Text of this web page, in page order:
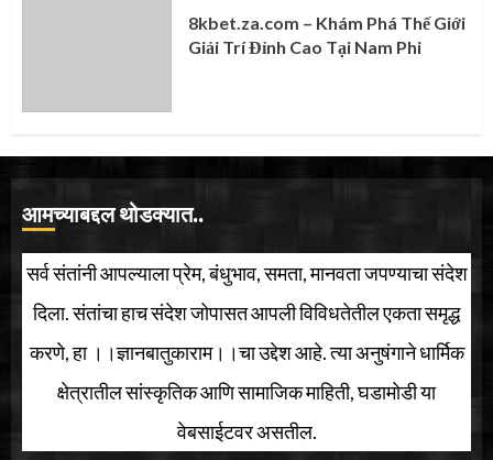
8kbet.za.com – Khám Phá Thế Giới
Giải Trí Đỉnh Cao Tại Nam Phi
आमच्याबद्दल थोडक्यात..
सर्व संतांनी आपल्याला प्रेम, बंधुभाव, समता, मानवता जपण्याचा संदेश
दिला. संतांचा हाच संदेश जोपासत आपली विविधतेतील एकता समृद्ध
करणे, हा ।।ज्ञानबातुकाराम।।चा उद्देश आहे. त्या अनुषंगाने धार्मिक
क्षेत्रातील सांस्कृतिक आणि सामाजिक माहिती, घडामोडी या
वेबसाईटवर असतील.